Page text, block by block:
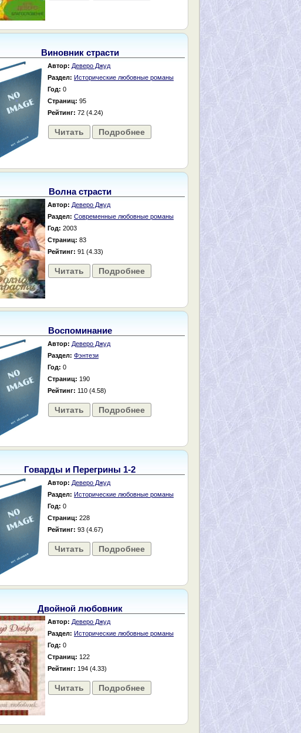
Виновник страсти
Автор: Деверо Джуд
Раздел: Исторические любовные романы
Год: 0
Страниц: 95
Рейтинг: 72 (4.24)
Читать Подробнее
Волна страсти
Автор: Деверо Джуд
Раздел: Современные любовные романы
Год: 2003
Страниц: 83
Рейтинг: 91 (4.33)
Читать Подробнее
Воспоминание
Автор: Деверо Джуд
Раздел: Фэнтези
Год: 0
Страниц: 190
Рейтинг: 110 (4.58)
Читать Подробнее
Говарды и Перегрины 1-2
Автор: Деверо Джуд
Раздел: Исторические любовные романы
Год: 0
Страниц: 228
Рейтинг: 93 (4.67)
Читать Подробнее
Двойной любовник
Автор: Деверо Джуд
Раздел: Исторические любовные романы
Год: 0
Страниц: 122
Рейтинг: 194 (4.33)
Читать Подробнее